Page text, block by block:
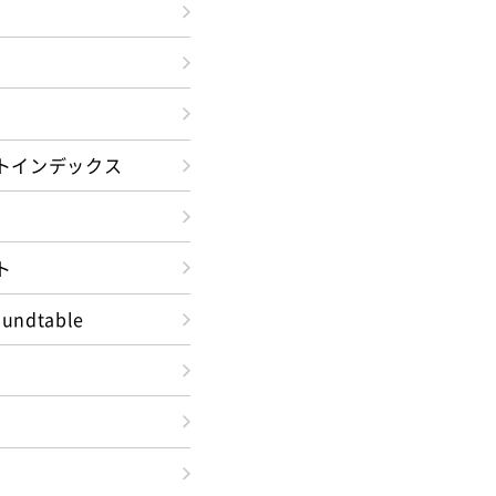
インデックス